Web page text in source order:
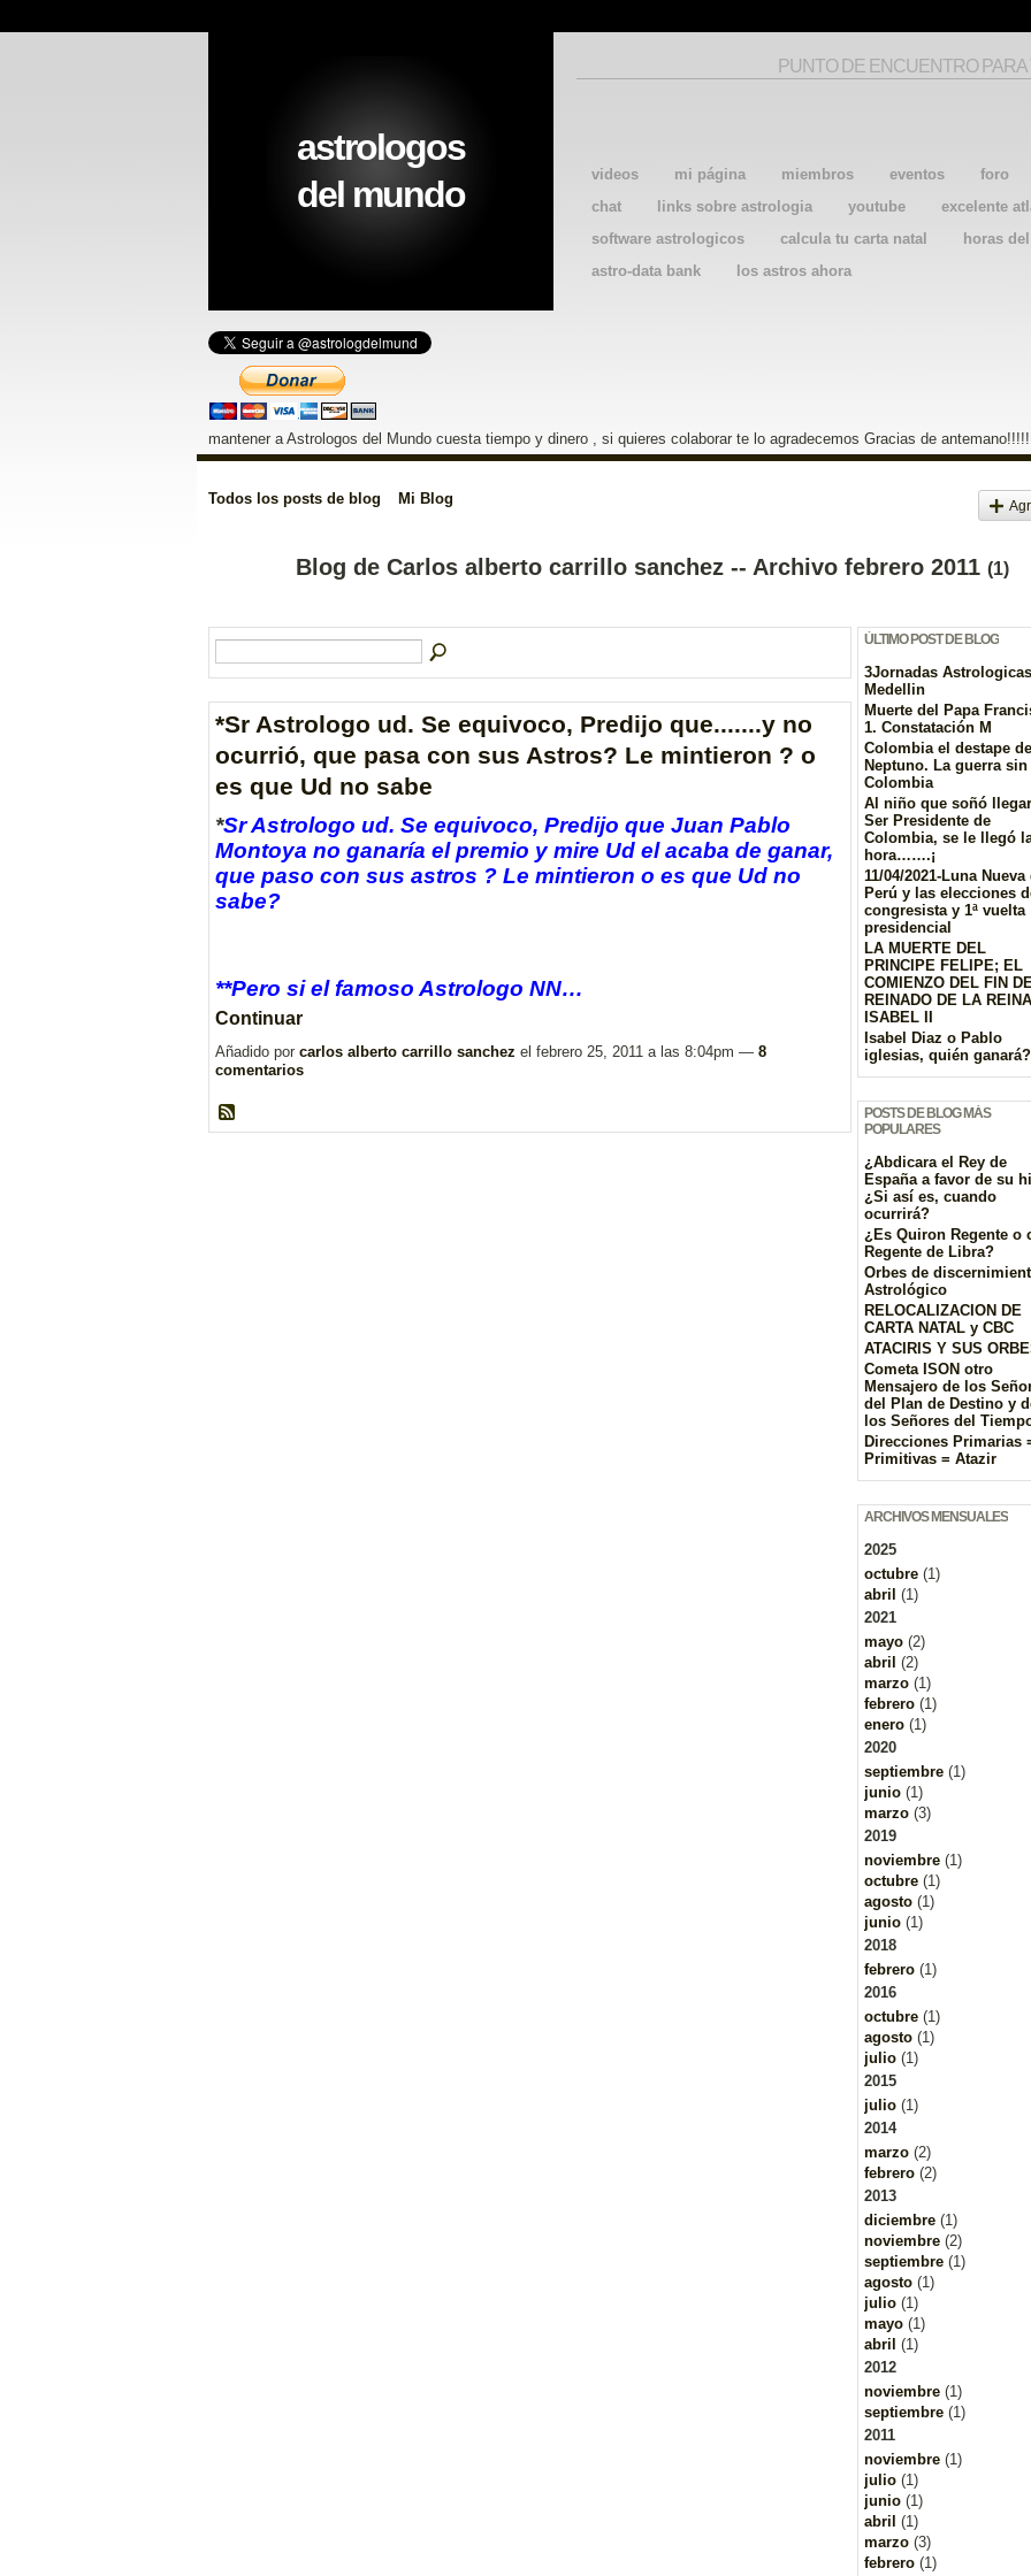
videos mi página miembros eventos foro
chat
links sobre astrologia youtube excelente
software astrologicos
calcula tu carta natal horas
astro-data bank
los astros ahora
astrologos
del mundo
PUNTO DE ENCUENTRO
mantener a Astrologos del Mundo cuesta tiempo y dinero , si quieres colaborar te lo agradecemos Gracias de
Todos los posts de blog Mi Blog
Blog de Carlos alberto carrillo sanchez -- Archivo febrero 2011 (1)
*Sr Astrologo ud. Se equivoco, Predijo que.......y no
ocurrió, que pasa con sus Astros? Le mintieron ? o
es que Ud no sabe
*Sr Astrologo ud. Se equivoco, Predijo que Juan Pablo
Montoya no ganaría el premio y mire Ud el acaba de ganar,
que paso con sus astros ? Le mintieron o es que Ud no
sabe?
**Pero si el famoso Astrologo NN…
Continuar
Añadido por carlos alberto carrillo sanchez el febrero 25, 2011 a las 8:04pm — 8
comentarios
ÚLTIMO POST DE BLOG
3Jornadas
Medellin
Muerte del Papa
1. Constatación M
Colombia el destape de
Neptuno. La guerra
Colombia
Al niño que soñó
Ser Presidente de
Colombia, se le llegó
hora…….¡
11/04/2021-Luna Nueva
Perú y las elecciones
congresista y 1ª vuelta
presidencial
LA MUERTE DEL
PRINCIPE FELIPE; EL
COMIENZO DEL FIN
REINADO DE LA REINA
ISABEL II
Isabel Diaz o Pablo
iglesias, quién ganará?
POSTS DE BLOG MÁS
POPULARES
¿Abdicara el Rey de
España a favor de su
¿Si así es, cuando
ocurrirá?
¿Es Quiron Regente o
Regente de Libra?
Orbes de
Astrológico
RELOCALIZACION DE
CARTA NATAL y CBC
ATACIRIS Y SUS
Cometa ISON otro
Mensajero de los
del Plan de Destino y
los Señores del
Direcciones Primarias
Primitivas = Atazir
ARCHIVOS MENSUALES
2025
octubre (1)
abril (1)
2021
mayo (2)
abril (2)
marzo (1)
febrero (1)
enero (1)
2020
septiembre (1)
junio (1)
marzo (3)
2019
noviembre (1)
octubre (1)
agosto (1)
junio (1)
2018
febrero (1)
2016
octubre (1)
agosto (1)
julio (1)
2015
julio (1)
2014
marzo (2)
febrero (2)
2013
diciembre (1)
noviembre (2)
septiembre (1)
agosto (1)
julio (1)
mayo (1)
abril (1)
2012
noviembre (1)
septiembre (1)
2011
noviembre (1)
julio (1)
junio (1)
abril (1)
marzo (3)
febrero (1)